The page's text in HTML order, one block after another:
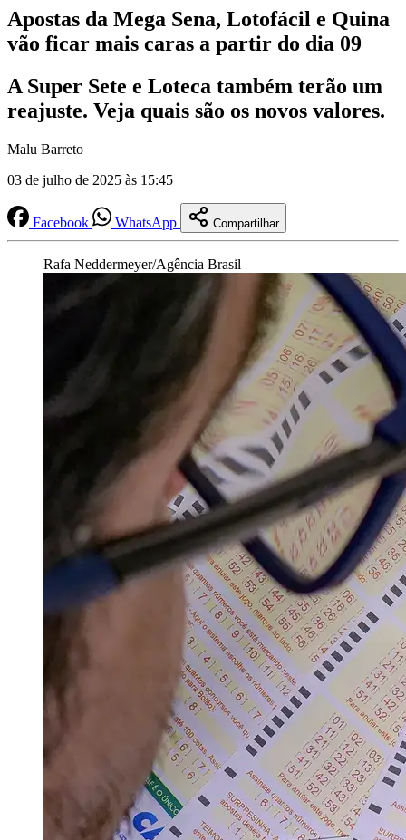
Apostas da Mega Sena, Lotofácil e Quina
vão ficar mais caras a partir do dia 09
A Super Sete e Loteca também terão um
reajuste. Veja quais são os novos valores.
Malu Barreto
03 de julho de 2025 às 15:45
Facebook WhatsApp Compartilhar
Rafa Neddermeyer/Agência Brasil